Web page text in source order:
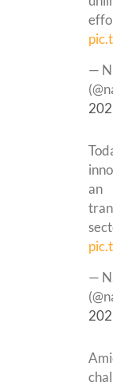
—
—